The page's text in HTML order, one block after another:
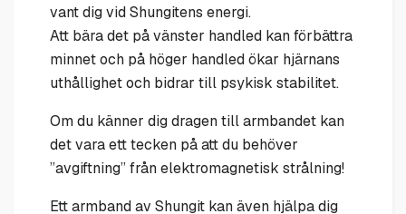
vant dig vid Shungitens energi.
Att bära det på vänster handled kan förbättra
minnet och på höger handled ökar hjärnans
uthållighet och bidrar till psykisk stabilitet.
Om du känner dig dragen till armbandet kan
det vara ett tecken på att du behöver
”avgiftning” från elektromagnetisk strålning!
Ettarmband av Shungit kan även hjälpa dig